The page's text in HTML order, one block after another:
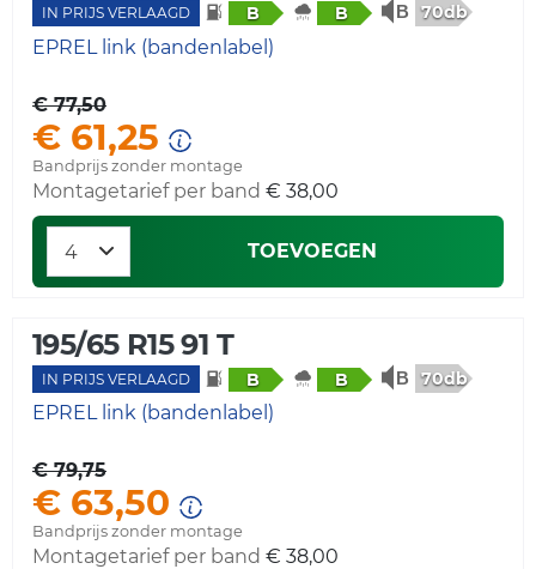
IN PRIJS VERLAAGD B B 70db
EPREL link (bandenlabel)
€ 77,50
€ 61,25
Bandprijs zonder montage
Montagetarief per band € 38,00
TOEVOEGEN
195/65 R15 91 T
IN PRIJS VERLAAGD B B 70db
EPREL link (bandenlabel)
€ 79,75
€ 63,50
Bandprijs zonder montage
Montagetarief per band € 38,00